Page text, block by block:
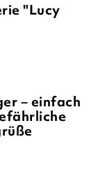
"Lucy
– einfach